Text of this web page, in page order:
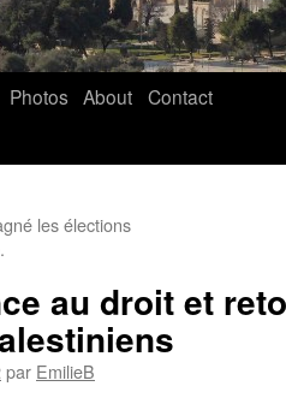
Photos About Contact
les élections
au droit et
par EmilieB